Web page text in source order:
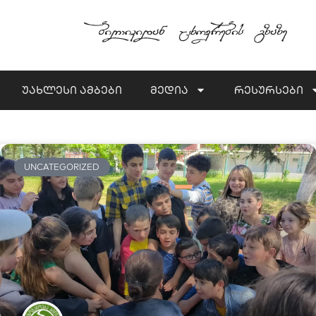
უახლესი ამბები მედია რესურსები
UNCATEGORIZED